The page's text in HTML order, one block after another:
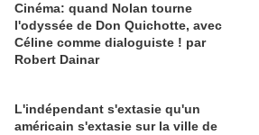
Cinéma: quand Nolan tourne
l'odyssée de Don Quichotte, avec
Céline comme dialoguiste ! par
Robert Dainar
L'indépendant s'extasie qu'un
américain s'extasie sur la ville de